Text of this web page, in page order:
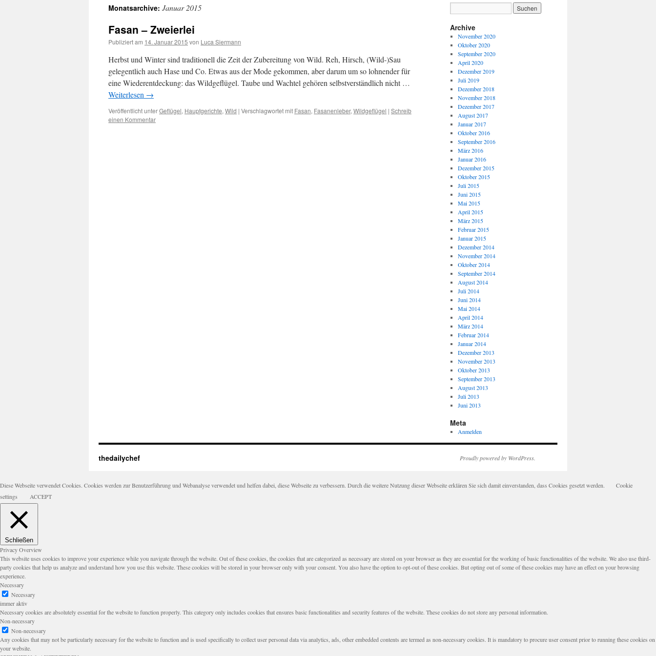
springen
Monatsarchive: Januar 2015
Fasan – Zweierlei
Publiziert am 14. Januar 2015 von Luca Siermann
Herbst und Winter sind traditionell die Zeit der Zubereitung von Wild. Reh, Hirsch, (Wild-)Sau
gelegentlich auch Hase und Co. Etwas aus der Mode gekommen, aber darum um so lohnender für
eine Wiederentdeckung: das Wildgeflügel. Taube und Wachtel gehören selbstverständlich nicht …
Weiterlesen →
Veröffentlicht unterGeflügel, Hauptgerichte, Wild | Verschlagwortet mit Fasan, Fasanenleber, Wildgeflügel | Schreib
einen Kommentar
Archive
November 2020
Oktober 2020
September 2020
April 2020
Dezember 2019
Juli 2019
Dezember 2018
November 2018
Dezember 2017
August 2017
Januar 2017
Oktober 2016
September 2016
März 2016
Januar 2016
Dezember 2015
Oktober 2015
Juli 2015
Juni 2015
Mai 2015
April 2015
März 2015
Februar 2015
Januar 2015
Dezember 2014
November 2014
Oktober 2014
September 2014
August 2014
Juli 2014
Juni 2014
Mai 2014
April 2014
März 2014
Februar 2014
Januar 2014
Dezember 2013
November 2013
Oktober 2013
September 2013
August 2013
Juli 2013
Juni 2013
Meta
Anmelden
thedailychef Proudly powered by WordPress.
Diese Webseite verwendet Cookies. Cookies werden zur Benutzerführung und Webanalyse verwendet und helfen dabei, diese Webseite zu verbessern. Durch die weitere Nutzung dieser Webseite erklären Sie sich damit einverstanden, dass Cookies gesetzt werden.
Cookie
settings
ACCEPT
Schließen
Privacy Overview
This website uses cookies to improve your experience while you navigate through the website. Out of these cookies, the cookies that are categorized as necessary are stored on your browser as they are essential for the working of basic functionalities of the website. We also use third-
party cookies that help us analyze and understand how you use this website. These cookies will be stored in your browser only with your consent. You also have the option to opt-out of these cookies. But opting out of some of these cookies may have an effect on your browsing
experience.
Necessary
Necessary
immer aktiv
Necessary cookies are absolutely essential for the website to function properly. This category only includes cookies that ensures basic functionalities and security features of the website. These cookies do not store any personal information.
Non-necessary
Non-necessary
Any cookies that may not be particularly necessary for the website to function and is used specifically to collect user personal data via analytics, ads, other embedded contents are termed as non-necessary cookies. It is mandatory to procure user consent prior to running these cookies on
your website.